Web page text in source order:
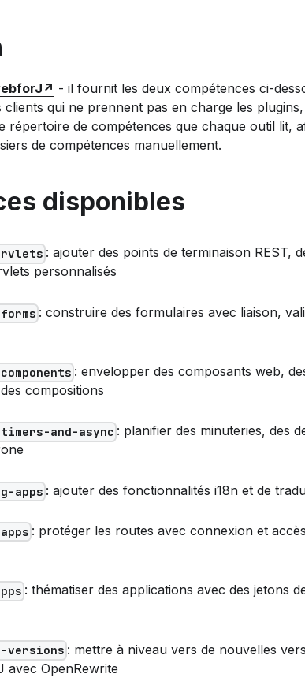
- il fournit les deux compétences ci-
qui ne prennent pas en charge les
répertoire de compétences que chaque outil lit,
de compétences manuellement.
disponibles
: ajouter des points de terminaison REST,
personnalisés
: construire des formulaires avec liaison,
: envelopper des composants web,
compositions
and-async : planifier des minuteries, des
apps : ajouter des fonctionnalités i18n et de
: protéger les routes avec connexion et
: thématiser des applications avec des jetons
versions : mettre à niveau vers de nouvelles
avec OpenRewrite